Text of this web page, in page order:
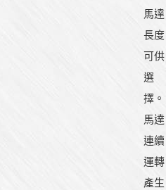
馬達
長度
可供
選
擇。
馬達
連續
運轉
產生